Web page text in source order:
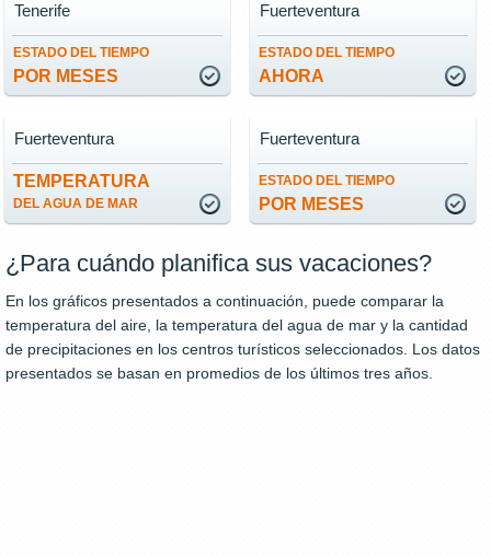
ESTADO DEL TIEMPO
POR MESES
Tenerife
ESTADO DEL TIEMPO
AHORA
Fuerteventura
TEMPERATURA
DEL AGUA DE MAR
Fuerteventura
ESTADO DEL TIEMPO
POR MESES
Fuerteventura
¿Para cuándo planifica sus vacaciones?
En los gráficos presentados a continuación, puede comparar la
temperatura del aire, la temperatura del agua de mar y la cantidad
de precipitaciones en los centros turísticos seleccionados. Los datos
presentados se basan en promedios de los últimos tres años.